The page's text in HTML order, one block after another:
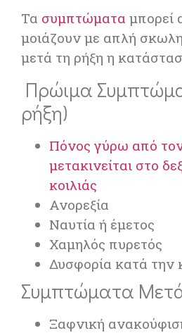
Τα συμπτώματα μπορεί
μοιάζουν με απλή
μετά τη ρήξη η
Πρώιμα
ρήξη)
Πόνος γύρω από
μετακινείται στο
κοιλιάς
Ανορεξία
Ναυτία ή έμετος
Χαμηλός πυρετός
Δυσφορία κατά την
Συμπτώματα
Ξαφνική